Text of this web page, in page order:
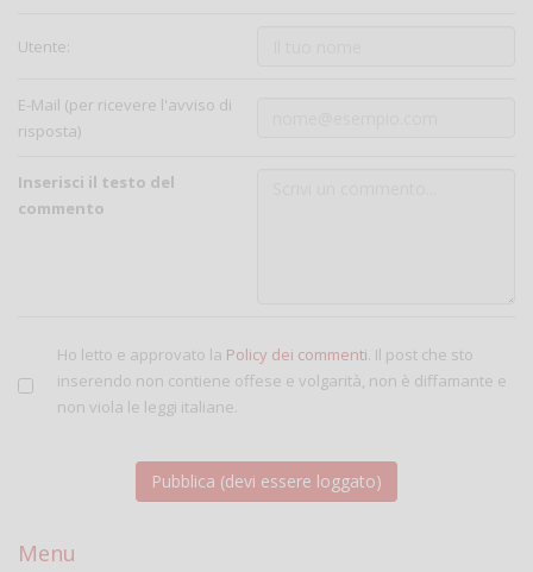
Utente:
E-Mail (per ricevere l'avviso di
risposta)
Inserisci il testo del
commento
Ho letto e approvato la Policy dei commenti. Il post che sto
inserendo non contiene offese e volgarità, non è diffamante e
non viola le leggi italiane.
Menu